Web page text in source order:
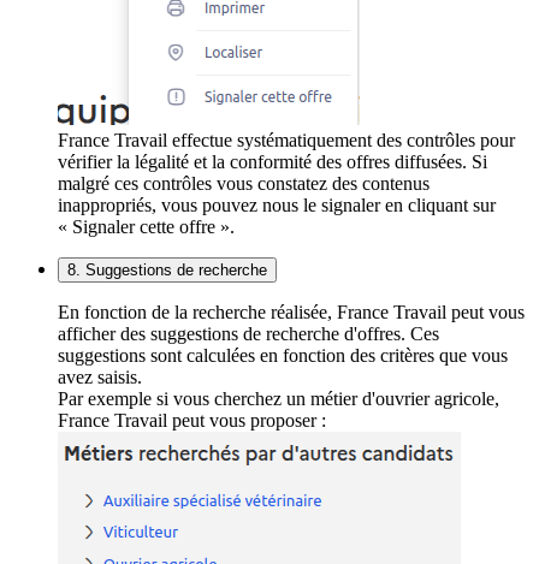
France Travail effectue systématiquement des contrôles pour
vérifier la légalité et la conformité des offres diffusées. Si
malgré ces contrôles vous constatez des contenus
inappropriés, vous pouvez nous le signaler en cliquant sur
« Signaler cette offre ».
8. Suggestions de recherche
En fonction de la recherche réalisée, France Travail peut vous
afficher des suggestions de recherche d'offres. Ces
suggestions sont calculées en fonction des critères que vous
avez saisis.
Par exemple si vous cherchez un métier d'ouvrier agricole,
France Travail peut vous proposer :